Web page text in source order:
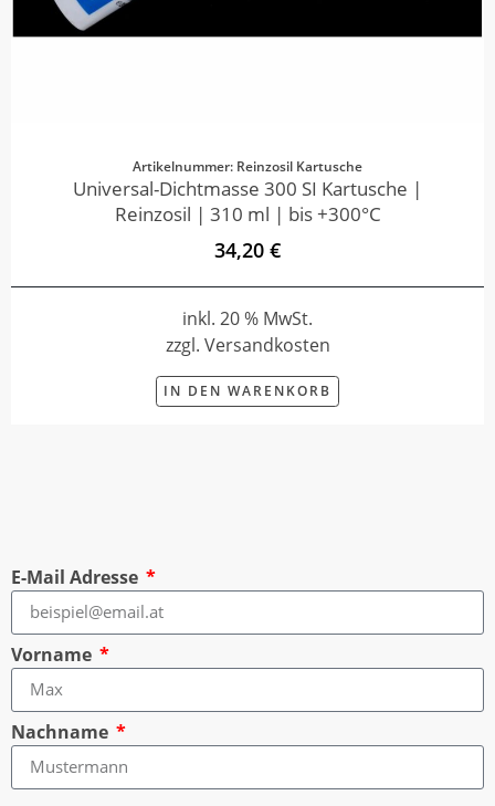
Artikelnummer: Reinzosil Kartusche
Universal-Dichtmasse 300 SI Kartusche |
Reinzosil | 310 ml | bis +300°C
34,20 €
inkl. 20 % MwSt.
zzgl. Versandkosten
IN DEN WARENKORB
E-Mail Adresse
Vorname
Nachname